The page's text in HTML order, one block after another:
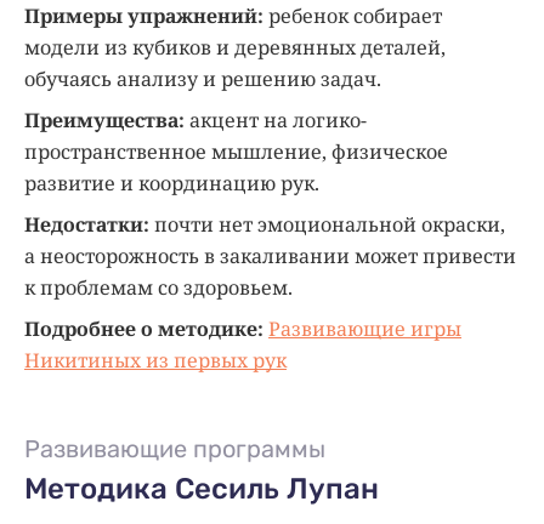
Примеры упражнений: ребенок собирает
модели из кубиков и деревянных деталей,
обучаясь анализу и решению задач.
Преимущества: акцент на логико-
пространственное мышление, физическое
развитие и координацию рук.
Недостатки: почти нет эмоциональной окраски,
а неосторожность в закаливании может привести
к проблемам со здоровьем.
Подробнее о методике: Развивающие игры
Никитиных из первых рук
Развивающие программы
Методика Сесиль Лупан